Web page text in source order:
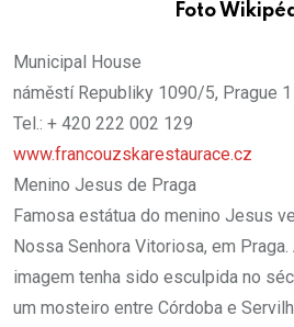
Foto
Municipal House
náměstí Republiky 1090/5, Prague 1
Tel.: + 420 222 002 129
www.francouzskarestaurace.cz
Menino Jesus de Praga
Famosa estátua do menino Jesus
Nossa Senhora Vitoriosa, em
imagem tenha sido esculpida no
um mosteiro entre Córdoba e